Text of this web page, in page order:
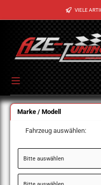
Zum Hauptinhalt springen VIELE
Marke / Modell
Fahrzeug auswählen: